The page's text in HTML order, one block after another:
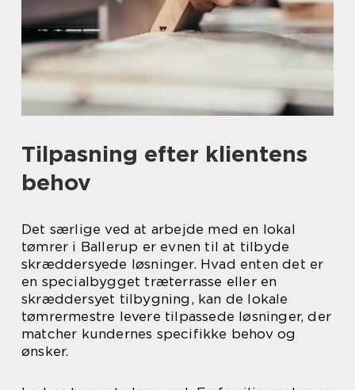
Tilpasning efter klientens
behov
Det særlige ved at arbejde med en lokal
tømrer i Ballerup er evnen til at tilbyde
skræddersyede løsninger. Hvad enten det er
en specialbygget træterrasse eller en
skræddersyet tilbygning, kan de lokale
tømrermestre levere tilpassede løsninger, der
matcher kundernes specifikke behov og
ønsker.